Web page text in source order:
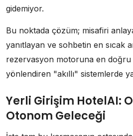
gidemiyor.
Bu noktada çözüm; misafiri
yanıtlayan ve sohbetin en sıcak
rezervasyon motoruna en doğru
yönlendiren "akıllı" sistemlerde
Yerli Girişim HotelAI:
Otonom Geleceği